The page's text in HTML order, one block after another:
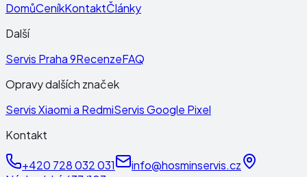
DomůCeníkKontaktČlánky
Další
Servis Praha 9RecenzeFAQ
Opravy dalších značek
Servis Xiaomi a RedmiServis Google Pixel
Kontakt
+420 728 032 031
info@hosminservis.cz